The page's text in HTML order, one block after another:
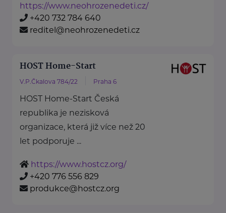
https://www.neohrozenedeti.cz/
+420 732 784 640
reditel@neohrozenedeti.cz
HOST Home-Start
V.P.Čkalova 784/22 Praha 6
HOST Home-Start Česká
republika je nezisková
organizace, která již více než 20
let podporuje ...
https://www.hostcz.org/
+420 776 556 829
produkce@hostcz.org